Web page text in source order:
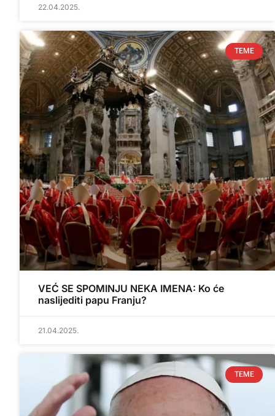
22.04.2025.
TEME
VEĆ SE SPOMINJU NEKA IMENA: Ko će
naslijediti papu Franju?
21.04.2025.
TEME